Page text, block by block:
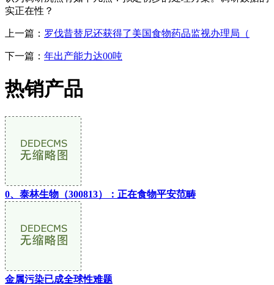
实正在性？
上一篇： 罗伐昔替尼还获得了美国食物药品监视办理局（
下一篇： 年出产能力达00吨
热销产品
0、泰林生物（300813）：正在食物平安范畴
金属污染已成全球性难题